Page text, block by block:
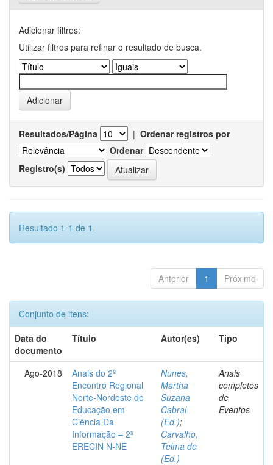
Adicionar filtros:
Utilizar filtros para refinar o resultado de busca.
Resultados/Página | Ordenar registros por
Ordenar
Registro(s)
Resultado 1-1 de 1.
Anterior 1 Próximo
Conjunto de itens:
Data do
documento
Título Autor(es) Tipo
Ago-2018
Anais do 2º
Encontro Regional
Norte-Nordeste de
Educação em
Ciência Da
Informação – 2º
ERECIN N-NE
Nunes,
Martha
Suzana
Cabral
(Ed.);
Carvalho,
Telma de
(Ed.)
Anais
completos
de
Eventos